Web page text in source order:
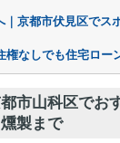
京都市伏見区でス
権なしでも住宅ロー
市山科区でお
燻製まで